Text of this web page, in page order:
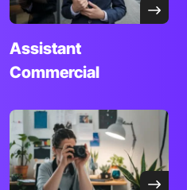
Assistant
Commercial